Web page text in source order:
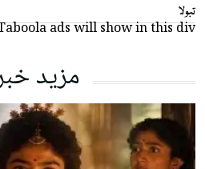
تبولا
ads will show in this div
مزید